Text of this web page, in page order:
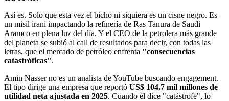
Así es. Solo que esta vez el bicho ni siquiera es un cisne negro. Es
un misil iraní impactando la refinería de Ras Tanura de Saudi
Aramco en plena luz del día. Y el CEO de la petrolera más grande
del planeta se subió al call de resultados para decir, con todas las
letras, que el mercado de petróleo enfrenta "consecuencias
catastróficas".
Amin Nasser no es un analista de YouTube buscando engagement.
El tipo dirige una empresa que reportó US$ 104.7 mil millones de
utilidad neta ajustada en 2025. Cuando él dice "catástrofe", lo